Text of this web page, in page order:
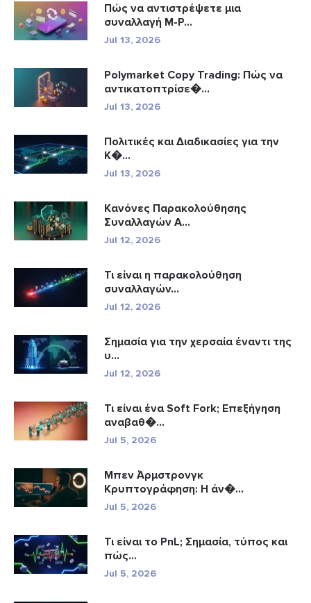
Πώς να αντιστρέψετε μια
συναλλαγή M-P...
Jul 13, 2026
Polymarket Copy Trading: Πώς να
αντικατοπτρίσε�...
Jul 13, 2026
Πολιτικές και Διαδικασίες για την
Κ�...
Jul 13, 2026
Κανόνες Παρακολούθησης
Συναλλαγών A...
Jul 12, 2026
Τι είναι η παρακολούθηση
συναλλαγών...
Jul 12, 2026
Σημασία για την χερσαία έναντι της
υ...
Jul 12, 2026
Τι είναι ένα Soft Fork; Επεξήγηση
αναβαθ�...
Jul 5, 2026
Μπεν Άρμστρονγκ
Κρυπτογράφηση: Η άν�...
Jul 5, 2026
Τι είναι το PnL; Σημασία, τύπος και
πώς...
Jul 5, 2026